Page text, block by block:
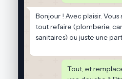
Bonjour ! Avec plaisir. Vous
tout refaire (plomberie,
sanitaires) ou juste une
Tout, et